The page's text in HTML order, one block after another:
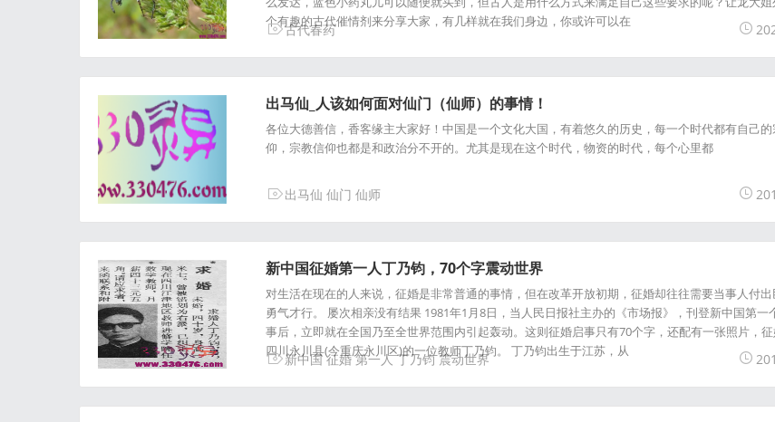
个有趣的古代催情剂来分享大家，有几样就在我们身边，你或许可以在
古代春药
出马仙_人该如何面对仙门（仙师）的事情！
各位大德善信，香客缘主大家好！中国是一个文化大国，有着悠久的历史，每一个时代都有自己
仰，宗教信仰也都是和政治分不开的。尤其是现在这个时代，物资的时代，每个心里都
出马仙 仙门 仙师
新中国征婚第一人丁乃钧，70个字震动世界
对生活在现在的人来说，征婚是非常普通的事情，但在改革开放初期，征婚却往往需要当事人付出
勇气才行。 屡次相亲没有结果 1981年1月8日，当人民日报社主办的《市场报》，刊登新中国第一
事后，立即就在全国乃至全世界范围内引起轰动。这则征婚启事只有70个字，还配有一张照片，
四川永川县(今重庆永川区)的一位教师丁乃钧。 丁乃钧出生于江苏，从
新中国 征婚 第一人 丁乃钧 震动世界